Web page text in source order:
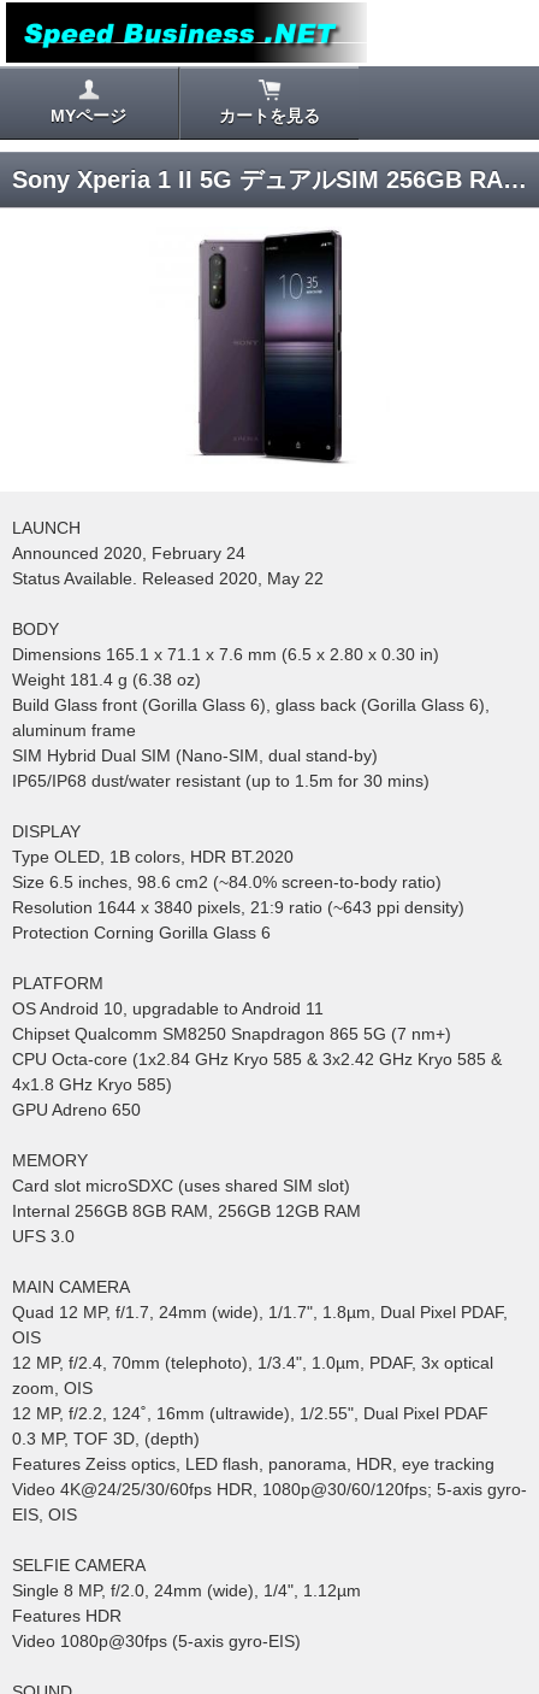
MYページ カートを見る
Sony Xperia 1 II 5G デュアルSIM 256GB RAM 8GB XQ-AT52 [パープル] SIMフリー
LAUNCH
Announced 2020, February 24
Status Available. Released 2020, May 22
BODY
Dimensions 165.1 x 71.1 x 7.6 mm (6.5 x 2.80 x 0.30 in)
Weight 181.4 g (6.38 oz)
Build Glass front (Gorilla Glass 6), glass back (Gorilla Glass 6),
aluminum frame
SIM Hybrid Dual SIM (Nano-SIM, dual stand-by)
IP65/IP68 dust/water resistant (up to 1.5m for 30 mins)
DISPLAY
Type OLED, 1B colors, HDR BT.2020
Size 6.5 inches, 98.6 cm2 (~84.0% screen-to-body ratio)
Resolution 1644 x 3840 pixels, 21:9 ratio (~643 ppi density)
Protection Corning Gorilla Glass 6
PLATFORM
OS Android 10, upgradable to Android 11
Chipset Qualcomm SM8250 Snapdragon 865 5G (7 nm+)
CPU Octa-core (1x2.84 GHz Kryo 585 & 3x2.42 GHz Kryo 585 &
4x1.8 GHz Kryo 585)
GPU Adreno 650
MEMORY
Card slot microSDXC (uses shared SIM slot)
Internal 256GB 8GB RAM, 256GB 12GB RAM
UFS 3.0
MAIN CAMERA
Quad 12 MP, f/1.7, 24mm (wide), 1/1.7", 1.8µm, Dual Pixel PDAF,
OIS
12 MP, f/2.4, 70mm (telephoto), 1/3.4", 1.0µm, PDAF, 3x optical
zoom, OIS
12 MP, f/2.2, 124˚, 16mm (ultrawide), 1/2.55", Dual Pixel PDAF
0.3 MP, TOF 3D, (depth)
Features Zeiss optics, LED flash, panorama, HDR, eye tracking
Video 4K@24/25/30/60fps HDR, 1080p@30/60/120fps; 5-axis gyro-
EIS, OIS
SELFIE CAMERA
Single 8 MP, f/2.0, 24mm (wide), 1/4", 1.12µm
Features HDR
Video 1080p@30fps (5-axis gyro-EIS)